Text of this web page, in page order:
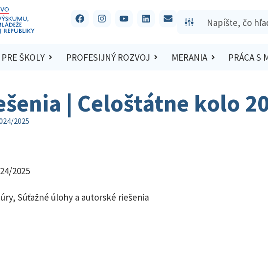
PRE ŠKOLY PROFESIJNÝ ROZVOJ MERANIA PRÁCA S
| Celoštátne kolo
2025
2025
, Súťažné úlohy a autorské riešenia